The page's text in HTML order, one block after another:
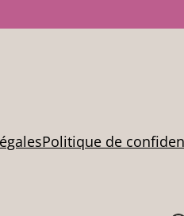
Politique de